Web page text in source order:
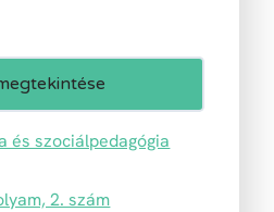
és szociálpedagógia
2. szám